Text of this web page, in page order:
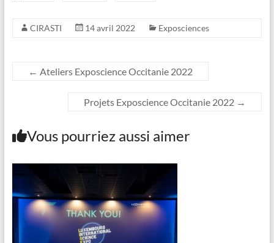
CIRASTI 14 avril 2022 Exposciences
← Ateliers Exposcience Occitanie 2022
Projets Exposcience Occitanie 2022 →
Vous pourriez aussi aimer